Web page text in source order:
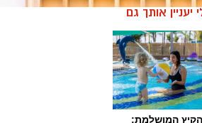
יעניין אותך גם
הקיץ המושלמת: